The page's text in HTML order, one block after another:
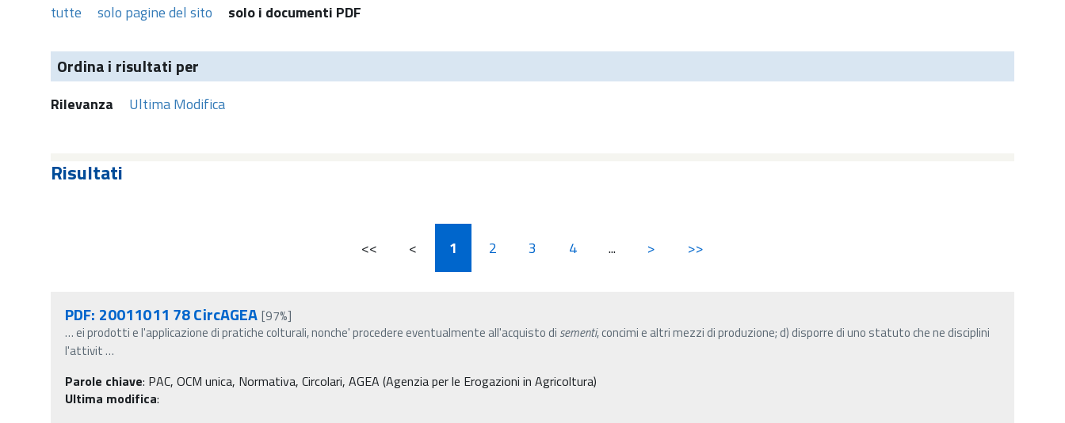
tutte solo pagine del sito solo i documenti PDF
Ordina i risultati per
Rilevanza Ultima Modifica
Risultati
<< < 1 2 3 4 ... > >>
PDF: 20011011 78 CircAGEA [97%]
… ei prodotti e l'applicazione di pratiche colturali, nonche' procedere eventualmente all'acquisto di sementi, concimi e altri mezzi di produzione; d) disporre di uno statuto che ne disciplini
l'attivit…
Parole chiave: PAC, OCM unica, Normativa, Circolari, AGEA (Agenzia per le Erogazioni in Agricoltura)
Ultima modifica: